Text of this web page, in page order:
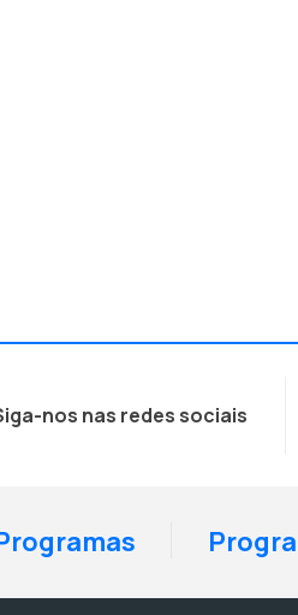
nos nas redes sociais